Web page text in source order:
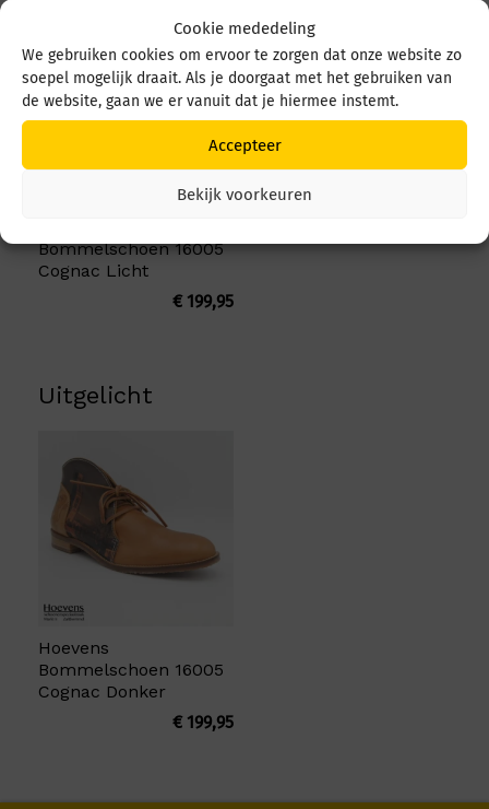
Cookie mededeling
We gebruiken cookies om ervoor te zorgen dat onze website zo
soepel mogelijk draait. Als je doorgaat met het gebruiken van
de website, gaan we er vanuit dat je hiermee instemt.
Accepteer
Bekijk voorkeuren
Bommelschoen 16005
Cognac Licht
€199,95
Uitgelicht
Hoevens
Bommelschoen 16005
Cognac Donker
€199,95